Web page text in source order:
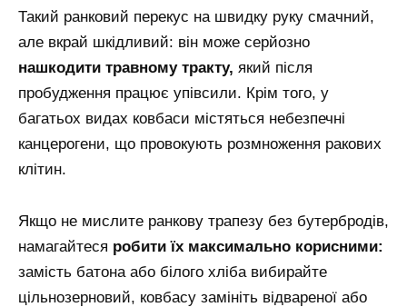
Такий ранковий перекус на швидку руку смачний,
але вкрай шкідливий: він може серйозно
нашкодити травному тракту, який після
пробудження працює упівсили. Крім того, у
багатьох видах ковбаси містяться небезпечні
канцерогени, що провокують розмноження ракових
клітин.
Якщо не мислите ранкову трапезу без бутербродів,
намагайтеся робити їх максимально корисними:
замість батона або білого хліба вибирайте
цільнозерновий, ковбасу замініть відвареної або